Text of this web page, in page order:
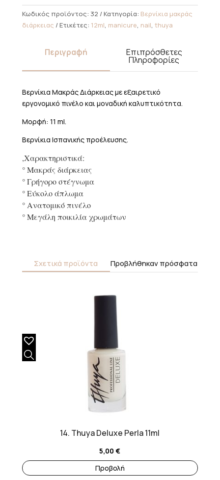
11ml
ποσότητα
Κωδικός προϊόντος: 32 Κατηγορία: Βερνίκια μακράς
διάρκειας
Ετικέτες: 12ml, manicure, nail, thuya
Περιγραφή Επιπρόσθετες
Πληροφορίες
Βερνίκια Μακράς Διάρκειας με εξαιρετικό
εργονομικό πινέλο και μοναδική καλυπτικότητα.
Μορφή: 11 ml.
Βερνίκια Ισπανικής προέλευσης.
,Χαρακτηριστικά:
° Μακράς διάρκειας
° Γρήγορο στέγνωμα
° Εύκολο άπλωμα
° Ανατομικό πινέλο
° Μεγάλη ποικιλία χρωμάτων
Σχετικά προϊόντα Προβλήθηκαν πρόσφατα
14. Thuya Deluxe Perla 11ml
5,00€
Προβολή